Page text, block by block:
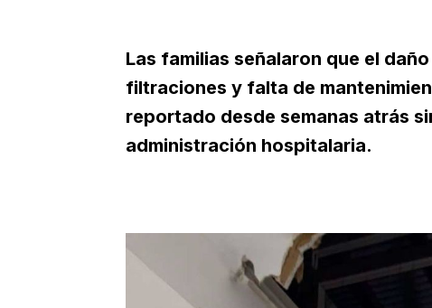
Las familias señalaron que el
filtraciones y falta de
reportado desde semanas atrás
administración hospitalaria.